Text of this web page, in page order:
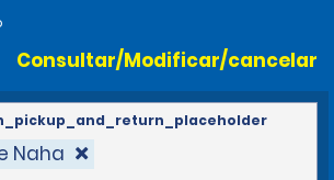
Consultar/Modificar/cancelar
Naha